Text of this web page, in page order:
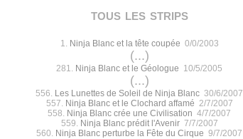
tous les strips
1. Ninja Blanc et la tête coupée 0/0/2003
(...)
281. Ninja Blanc et le Géologue 10/5/2005
(...)
556. Les Lunettes de Soleil de Ninja Blanc 30/6/2007
557. Ninja Blanc et le Clochard affamé 2/7/2007
558. Ninja Blanc crée une Civilisation 4/7/2007
559. Ninja Blanc prédit l'Avenir7/7/2007
560. Ninja Blanc perturbe la Fête du Cirque 9/7/2007